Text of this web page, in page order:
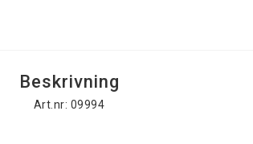
Beskrivning
Art.nr: 09994